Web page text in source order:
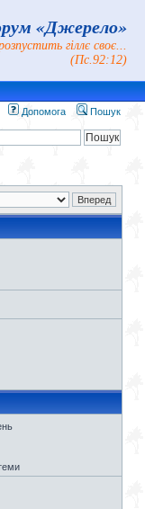
«Джерело»
гіллє своє...
(Пс.92:12)
Допомога Пошук